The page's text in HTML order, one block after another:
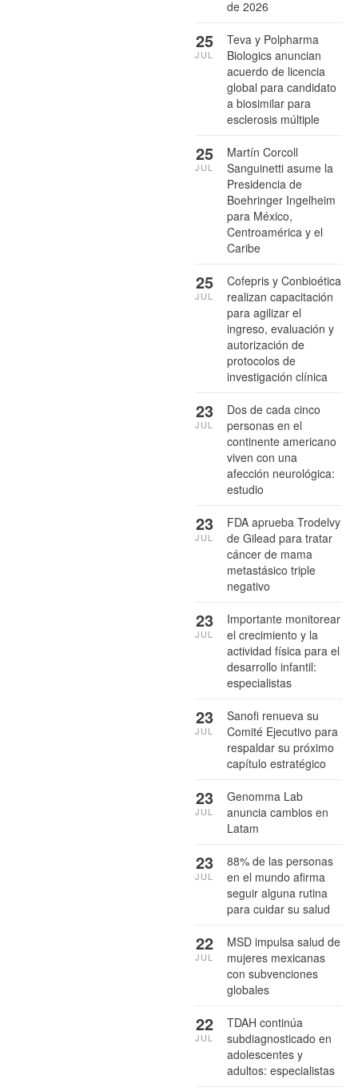
de 2026
Teva y Polpharma
Biologics anuncian
acuerdo de licencia
global para candidato
a biosimilar para
esclerosis múltiple
25
JUL
Martín Corcoll
Sanguinetti asume la
Presidencia de
Boehringer Ingelheim
para México,
Centroamérica y el
Caribe
25
JUL
Cofepris y Conbioética
realizan capacitación
para agilizar el
ingreso, evaluación y
autorización de
protocolos de
investigación clínica
25
JUL
Dos de cada cinco
personas en el
continente americano
viven con una
afección neurológica:
estudio
23
JUL
FDA aprueba Trodelvy
de Gilead para tratar
cáncer de mama
metastásico triple
negativo
23
JUL
Importante monitorear
el crecimiento y la
actividad física para el
desarrollo infantil:
especialistas
23
JUL
Sanofi renueva su
Comité Ejecutivo para
respaldar su próximo
capítulo estratégico
23
JUL
Genomma Lab
anuncia cambios en
Latam
23
JUL
88% de las personas
en el mundo afirma
seguir alguna rutina
para cuidar su salud
23
JUL
MSD impulsa salud de
mujeres mexicanas
con subvenciones
globales
22
JUL
TDAH continúa
subdiagnosticado en
adolescentes y
adultos: especialistas
22
JUL